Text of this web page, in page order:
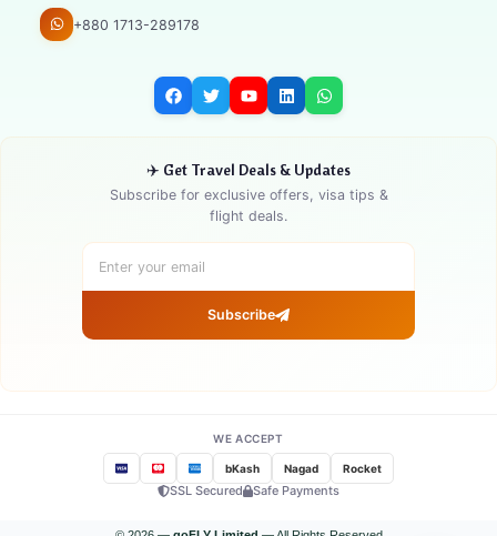
+880 1713-289178
✈️ Get Travel Deals & Updates
Subscribe for exclusive offers, visa tips &
flight deals.
Subscribe
WE ACCEPT
bKash Nagad Rocket
SSL Secured Safe Payments